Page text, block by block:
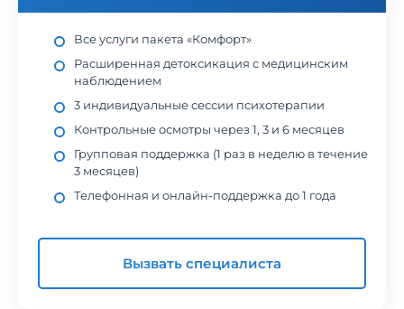
Все услуги пакета «Комфорт»
Расширенная детоксикация с медицинским
наблюдением
3 индивидуальные сессии психотерапии
Контрольные осмотры через 1, 3 и 6 месяцев
Групповая поддержка (1 раз в неделю в течение
3 месяцев)
Телефонная и онлайн-поддержка до 1 года
Вызвать специалиста